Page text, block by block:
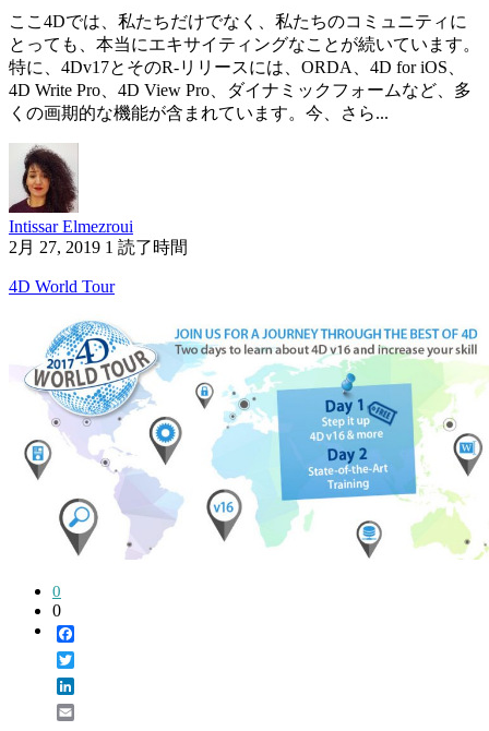
ここ4Dでは、私たちだけでなく、私たちのコミュニティに
とっても、本当にエキサイティングなことが続いています。
特に、4Dv17とそのR-リリースには、ORDA、4D for iOS、
4D Write Pro、4D View Pro、ダイナミックフォームなど、多
くの画期的な機能が含まれています。今、さら...
Intissar Elmezroui
2月 27, 2019 1 読了時間
4D World Tour
0
0